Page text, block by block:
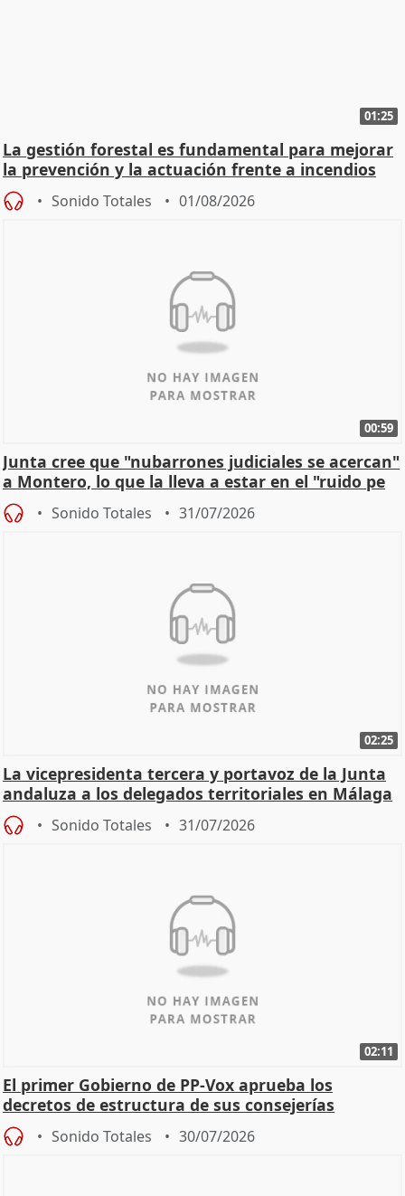
01:25
La gestión forestal es fundamental para mejorar
la prevención y la actuación frente a incendios
Sonido Totales 01/08/2026
00:59
Junta cree que "nubarrones judiciales se acercan"
a Montero, lo que la lleva a estar en el "ruido pe
Sonido Totales 31/07/2026
02:25
La vicepresidenta tercera y portavoz de la Junta
andaluza a los delegados territoriales en Málaga
Sonido Totales 31/07/2026
02:11
El primer Gobierno de PP-Vox aprueba los
decretos de estructura de sus consejerías
Sonido Totales 30/07/2026